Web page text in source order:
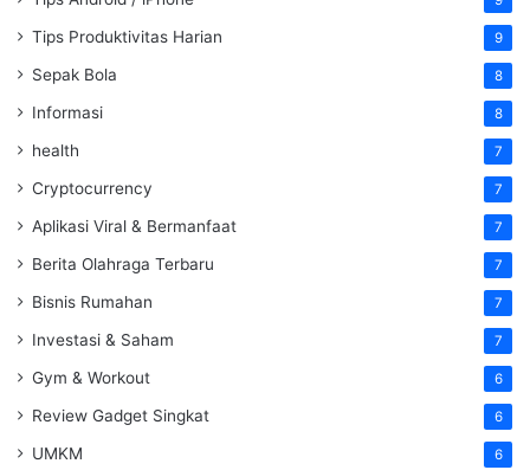
Tips Produktivitas Harian 9
Sepak Bola 8
Informasi 8
health 7
Cryptocurrency 7
Aplikasi Viral & Bermanfaat 7
Berita Olahraga Terbaru 7
Bisnis Rumahan 7
Investasi & Saham 7
Gym & Workout 6
Review Gadget Singkat 6
UMKM 6